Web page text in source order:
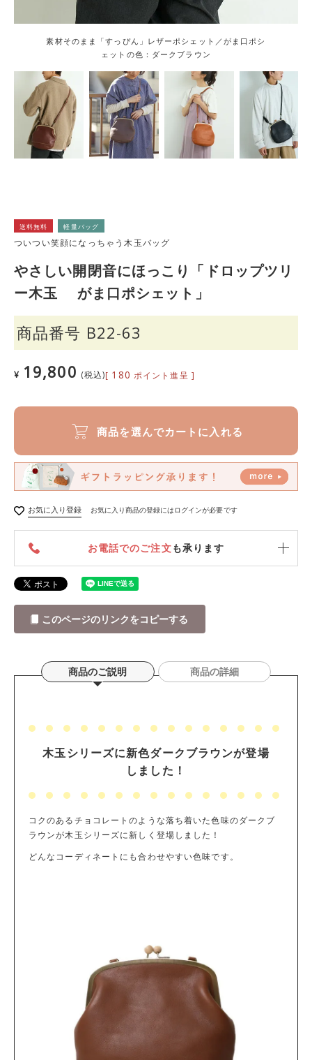
素材そのまま「すっぴん」レザーポシェット／がま口ポシ
ェットの色：ダークブラウン
送料無料 軽量バッグ
ついつい笑顔になっちゃう木玉バッグ
やさしい開閉音にほっこり「ドロップツリ
ー木玉 がま口ポシェット」
商品番号 B22-63
¥ 19,800 税込 [ 180 ポイント進呈 ]
商品を選んでカートに入れる
お気に入り登録 お気に入り商品の登録にはログインが必要です
お電話でのご注文も承ります
このページのリンクをコピーする
商品のご説明 商品の詳細
木玉シリーズに新色ダークブラウンが登場
しました！
コクのあるチョコレートのような落ち着いた色味のダークブ
ラウンが木玉シリーズに新しく登場しました！
どんなコーディネートにも合わせやすい色味です。